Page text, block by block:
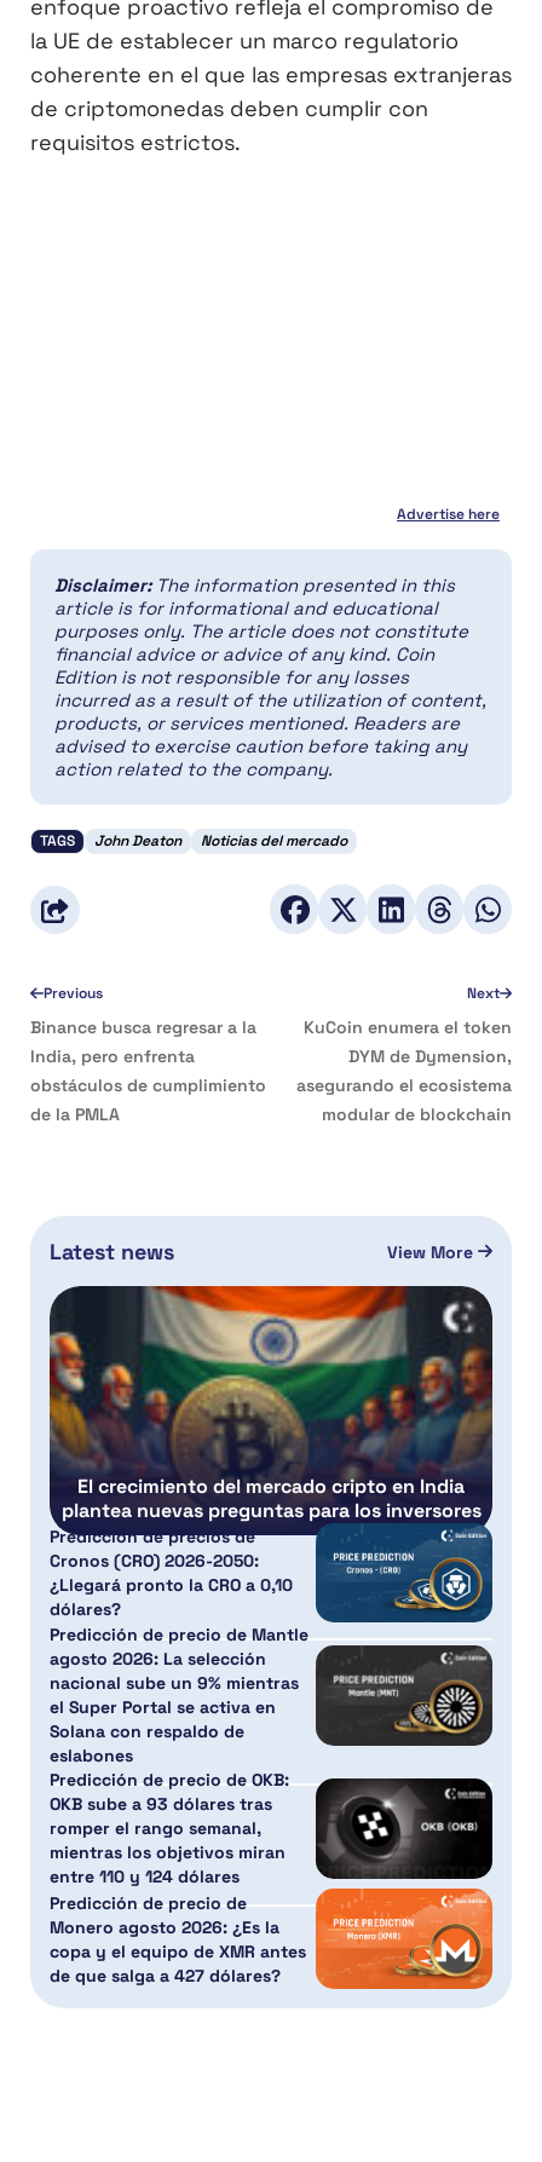
enfoque proactivo refleja el compromiso de
la UE de establecer un marco regulatorio
coherente en el que las empresas extranjeras
de criptomonedas deben cumplir con
requisitos estrictos.
Advertise here
Disclaimer: The information presented in this
article is for informational and educational
purposes only. The article does not constitute
financial advice or advice of any kind. Coin
Edition is not responsible for any losses
incurred as a result of the utilization of content,
products, or services mentioned. Readers are
advised to exercise caution before taking any
action related to the company.
TAGS John Deaton Noticias del mercado
Previous
Binance busca regresar a la
India, pero enfrenta
obstáculos de cumplimiento
de la PMLA
Next
KuCoin enumera el token
DYM de Dymension,
asegurando el ecosistema
modular de blockchain
Latest news View More
El crecimiento del mercado cripto en India
plantea nuevas preguntas para los inversores
Predicción de precios de
Cronos (CRO) 2026-2050:
¿Llegará pronto la CRO a 0,10
dólares?
Predicción de precio de Mantle
agosto 2026: La selección
nacional sube un 9% mientras
el Super Portal se activa en
Solana con respaldo de
eslabones
Predicción de precio de OKB:
OKB sube a 93 dólares tras
romper el rango semanal,
mientras los objetivos miran
entre 110 y 124 dólares
Predicción de precio de
Monero agosto 2026: ¿Es la
copa y el equipo de XMR antes
de que salga a 427 dólares?